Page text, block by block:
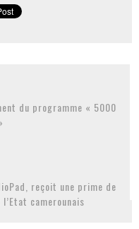
du programme « 5000
reçoit une prime de
camerounais